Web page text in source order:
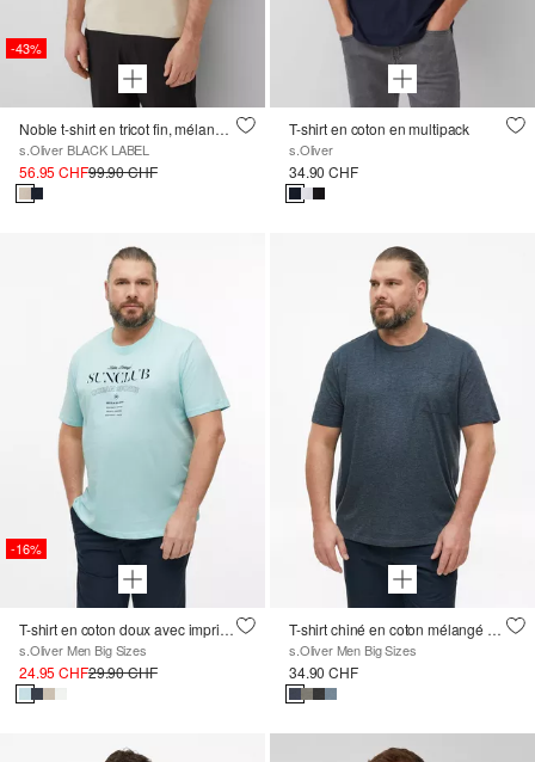
-43%
Noble t-shirt en tricot fin, mélange de coton et de soie
s.Oliver BLACK LABEL
56.95 CHF99.90 CHF
T-shirt en coton en multipack
s.Oliver
34.90 CHF
-16%
T-shirt en coton doux avec imprimé sur le devant
s.Oliver Men Big Sizes
24.95 CHF29.90 CHF
T-shirt chiné en coton mélangé avec poche poitrine
s.Oliver Men Big Sizes
34.90 CHF